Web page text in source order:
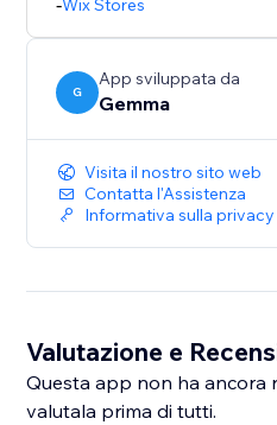
automatically showcase
users.
-Wix Stores
G
App sviluppata da
Gemma
Visita il nostro sito web
Contatta l'Assistenza
Informativa sulla privacy
Valutazione e
Questa app non ha ancora
valutala prima di tutti.